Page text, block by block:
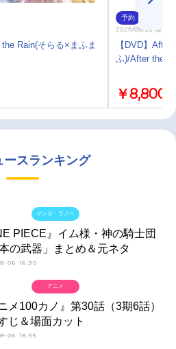
the Rain(そらる×まふま
予約
2026/09/16 発売
【DVD】
ふ)/After the
￥8,800
ースランキング
PIECE』イム様・神の騎士団
本の武器」まとめ＆元ネタ
06 16:30
マンガ・ラノベ
メ100カノ』第30話（3期6話）
じ＆場面カット
06 18:55
アニメ